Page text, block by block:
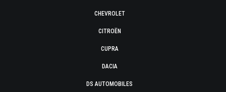
CHEVROLET
CITROËN
CUPRA
DACIA
DS AUTOMOBILES